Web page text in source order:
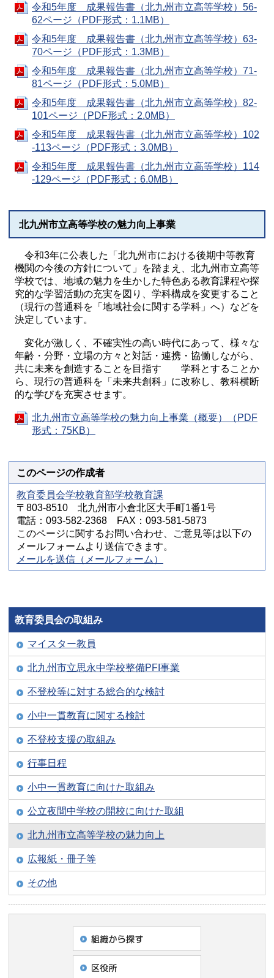
令和5年度 成果報告書（北九州市立高等学校）56-
62ページ（PDF形式：1.1MB）
令和5年度 成果報告書（北九州市立高等学校）63-
70ページ（PDF形式：1.3MB）
令和5年度 成果報告書（北九州市立高等学校）71-
81ページ（PDF形式：5.0MB）
令和5年度 成果報告書（北九州市立高等学校）82-
101ページ（PDF形式：2.0MB）
令和5年度 成果報告書（北九州市立高等学校）102
-113ページ（PDF形式：3.0MB）
令和5年度 成果報告書（北九州市立高等学校）114
-129ページ（PDF形式：6.0MB）
北九州市立高等学校の魅力向上事業
令和3年に公表した「北九州市における後期中等教育
機関の今後の方針について」を踏まえ、北九州市立高等
学校では、地域の魅力を生かした特色ある教育課程や探
究的な学習活動の充実を図り、学科構成を変更すること
（現行の普通科を「地域社会に関する学科」へ）などを
決定しています。
変化が激しく、不確実性の高い時代にあって、様々な
年齢・分野・立場の方々と対話・連携・協働しながら、
共に未来を創造することを目指す 学科とすることか
ら、現行の普通科を「未来共創科」に改称し、教科横断
的な学びを充実させます。
北九州市立高等学校の魅力向上事業（概要）（PDF
形式：75KB）
このページの作成者
教育委員会学校教育部学校教育課
〒803-8510 北九州市小倉北区大手町1番1号
電話：093-582-2368 FAX：093-581-5873
このページに関するお問い合わせ、ご意見等は以下の
メールフォームより送信できます。
メールを送信（メールフォーム）
教育委員会の取組み
マイスター教員
北九州市立思永中学校整備PFI事業
不登校等に対する総合的な検討
小中一貫教育に関する検討
不登校支援の取組み
行事日程
小中一貫教育に向けた取組み
公立夜間中学校の開校に向けた取組
北九州市立高等学校の魅力向上
広報紙・冊子等
その他